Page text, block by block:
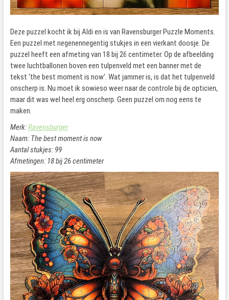
Deze puzzel kocht ik bij Aldi en is van Ravensburger Puzzle Moments.
Een puzzel met negenennegentig stukjes in een vierkant doosje. De
puzzel heeft een afmeting van 18 bij 26 centimeter. Op de afbeelding
twee luchtballonen boven een tulpenveld met een banner met de
tekst ‘the best moment is now’. Wat jammer is, is dat het tulpenveld
onscherp is. Nu moet ik sowieso weer naar de controle bij de opticien,
maar dit was wel heel erg onscherp. Geen puzzel om nog eens te
maken.
Merk:Ravensburger
Naam: The best moment is now
Aantal stukjes: 99
Afmetingen: 18 bij 26 centimeter